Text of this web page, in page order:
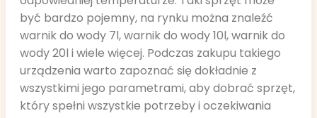
być bardzo pojemny, na rynku można znaleźć
warnik do wody 7l, warnik do wody 10l, warnik do
wody 20l i wiele więcej. Podczas zakupu takiego
urządzenia warto zapoznać się dokładnie z
wszystkimi jego parametrami, aby dobrać sprzęt,
który spełni wszystkie potrzeby i oczekiwania